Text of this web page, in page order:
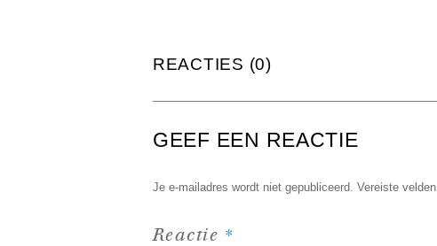
REACTIES (0)
GEEF EEN REACTIE
Je e-mailadres wordt niet gepubliceerd. Vereiste
Reactie *